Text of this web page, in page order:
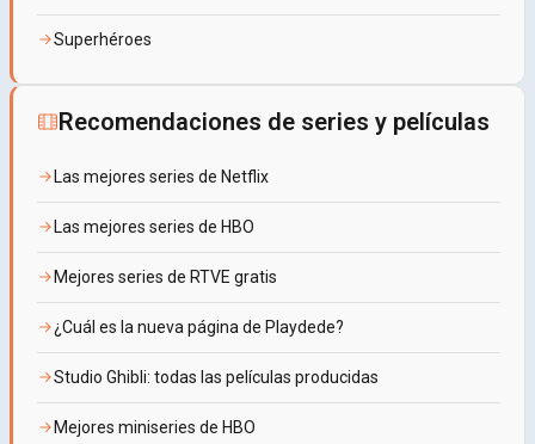
Superhéroes
Recomendaciones de series y películas
Las mejores series de Netflix
Las mejores series de HBO
Mejores series de RTVE gratis
¿Cuál es la nueva página de Playdede?
Studio Ghibli: todas las películas producidas
Mejores miniseries de HBO